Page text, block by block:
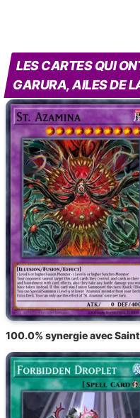
LES CARTES QUI
GARURA, AILES DE